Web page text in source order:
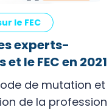
le FEC
experts-
le FEC en 2021
de mutation et
de la profession